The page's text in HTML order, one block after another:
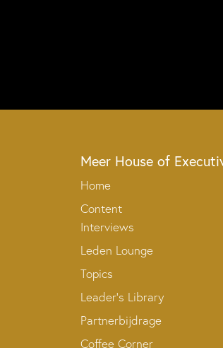
Meer House of
Home
Content
Interviews
Leden Lounge
Topics
Leader’s Library
Partnerbijdrage
Coffee Corner